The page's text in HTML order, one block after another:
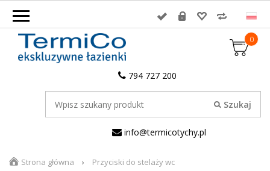
0
794 727 200
info@termicotychy.pl
Strona główna
Przyciski do stelaży wc